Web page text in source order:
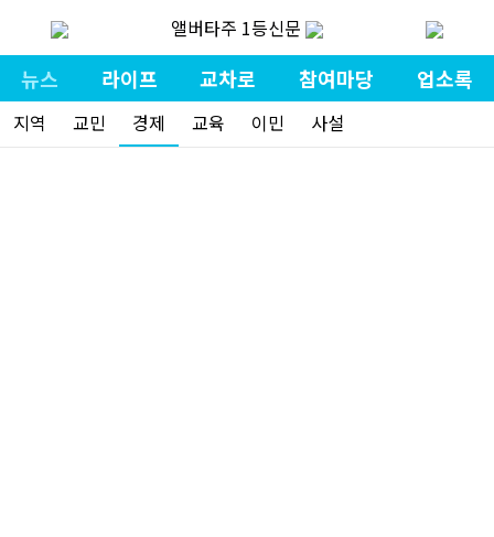
앨버타주 1등신문
뉴스 라이프 교차로 참여마당 업소록
지역 교민 경제 교육 이민 사설